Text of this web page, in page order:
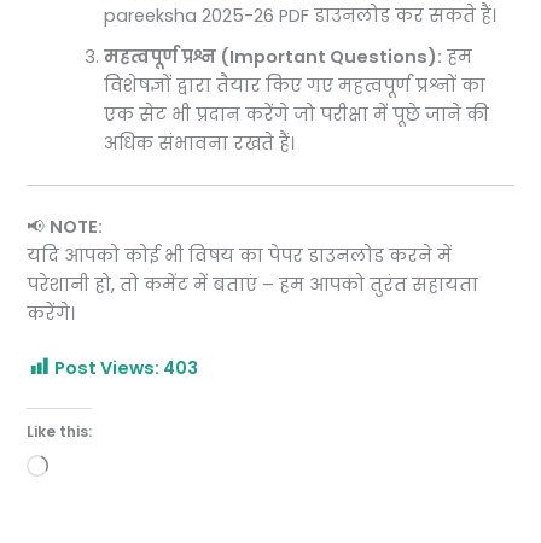
pareeksha 2025-26 PDF डाउनलोड कर सकते हैं।
महत्वपूर्ण प्रश्न (Important Questions): हम
विशेषज्ञों द्वारा तैयार किए गए महत्वपूर्ण प्रश्नों का
एक सेट भी प्रदान करेंगे जो परीक्षा में पूछे जाने की
अधिक संभावना रखते हैं।
📢 NOTE:
यदि आपको कोई भी विषय का पेपर डाउनलोड करने में
परेशानी हो, तो कमेंट में बताएं – हम आपको तुरंत सहायता
करेंगे।
Post Views: 403
Like this:
Loading…